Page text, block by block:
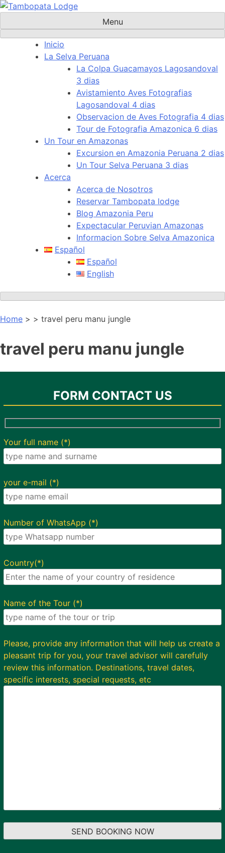
Skip
content
Menu
Inicio
La Selva Peruana
La Colpa Guacamayos Lagosandoval
3 dias
Avistamiento Aves Fotografias
Lagosandoval 4 dias
Observacion de Aves Fotografia 4 dias
Tour de Fotografia Amazonica 6 dias
Un Tour en Amazonas
Excursion en Amazonia Peruana 2 dias
Un Tour Selva Peruana 3 dias
Acerca
Acerca de Nosotros
Reservar Tambopata lodge
Blog Amazonia Peru
Expectacular Peruvian Amazonas
Informacion Sobre Selva Amazonica
Español
Español
English
Home > > travel peru manu jungle
travel peru manu jungle
FORM CONTACT US
Your full name (*)
your e-mail (*)
Number of WhatsApp (*)
Country(*)
Name of the Tour (*)
Please, provide any information that will help us create a
pleasant trip for you, your travel advisor will carefully
review this information. Destinations, travel dates,
specific interests, special requests, etc